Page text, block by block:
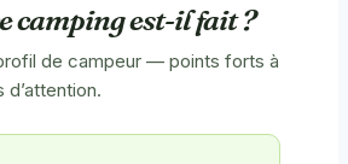
camping est-il fait ?
de campeur — points forts à